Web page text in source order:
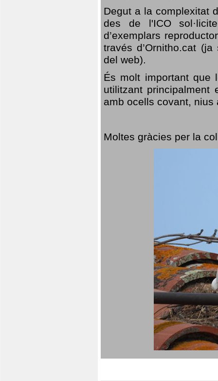
Degut a la complexitat
des de l'ICO
d’exemplars
través d’Ornitho.cat
del web).
És molt important que
utilitzant
amb ocells covant,
Moltes gràcies per la